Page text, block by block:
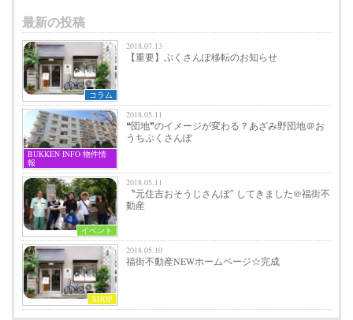
最新の投稿
コラム
2018.07.13
【重要】ぷくさんぽ移転のお知らせ
BUKKEN INFO 物件情
報
2018.05.11
❝団地❞のイメージが変わる？あざみ野団地＠お
うちぷくさんぽ
イベント
2018.05.11
〝元住吉おそうじさんぽ″ してきました@福街不
動産
SHOP
2018.05.10
福街不動産NEWホームページ☆完成